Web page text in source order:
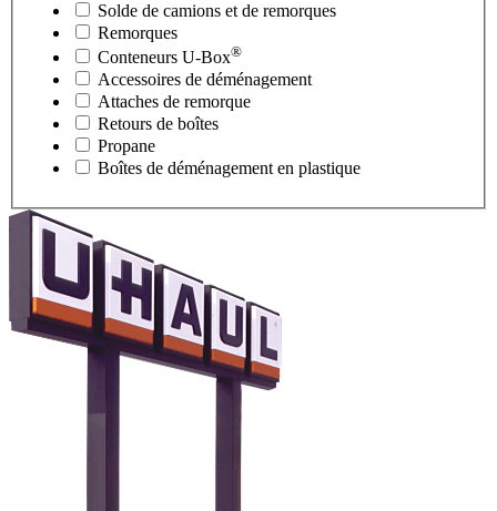
Solde de camions et de remorques
Remorques
Conteneurs U-Box®
Accessoires de déménagement
Attaches de remorque
Retours de boîtes
Propane
Boîtes de déménagement en plastique